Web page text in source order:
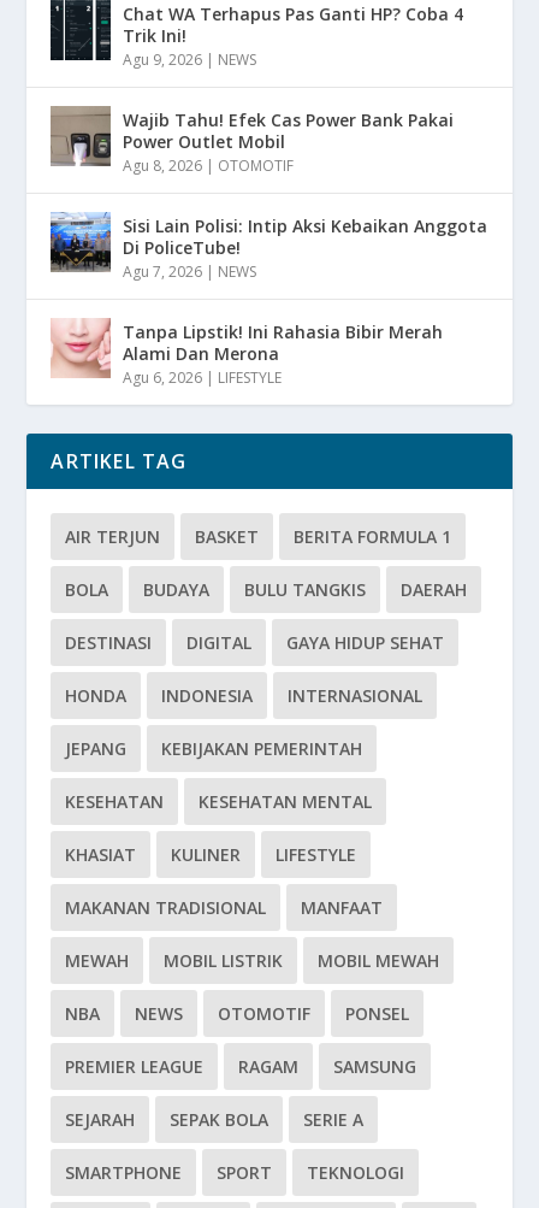
Chat WA Terhapus Pas Ganti HP? Coba 4
Trik Ini!
Agu 9, 2026 | NEWS
Wajib Tahu! Efek Cas Power Bank Pakai
Power Outlet Mobil
Agu 8, 2026 | OTOMOTIF
Sisi Lain Polisi: Intip Aksi Kebaikan Anggota
Di PoliceTube!
Agu 7, 2026 | NEWS
Tanpa Lipstik! Ini Rahasia Bibir Merah
Alami Dan Merona
Agu 6, 2026 | LIFESTYLE
ARTIKEL TAG
AIR TERJUN BASKET BERITA FORMULA 1
BOLA BUDAYA BULU TANGKIS DAERAH
DESTINASI DIGITAL GAYA HIDUP SEHAT
HONDA INDONESIA INTERNASIONAL
JEPANG KEBIJAKAN PEMERINTAH
KESEHATAN KESEHATAN MENTAL
KHASIAT KULINER LIFESTYLE
MAKANAN TRADISIONAL MANFAAT
MEWAH MOBIL LISTRIK MOBIL MEWAH
NBA NEWS OTOMOTIF PONSEL
PREMIER LEAGUE RAGAM SAMSUNG
SEJARAH SEPAK BOLA SERIE A
SMARTPHONE SPORT TEKNOLOGI